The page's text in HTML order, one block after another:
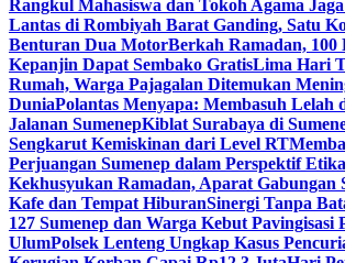
Rangkul Mahasiswa dan Tokoh Agama
Lantas di Rombiyah Barat Ganding, Satu
Benturan Dua MotorBerkah Ramadan, 100
Kepanjin Dapat Sembako GratisLima Hari
Rumah, Warga Pajagalan Ditemukan
DuniaPolantas Menyapa: Membasuh Lelah
Jalanan SumenepKiblat Surabaya di
Sengkarut Kemiskinan dari Level RT
Perjuangan Sumenep dalam Perspektif
Kekhusyukan Ramadan, Aparat Gabungan
Kafe dan Tempat HiburanSinergi Tanpa
127 Sumenep dan Warga Kebut Pavingisasi
UlumPolsek Lenteng Ungkap Kasus